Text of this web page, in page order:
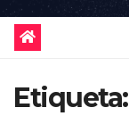
Etiqueta: